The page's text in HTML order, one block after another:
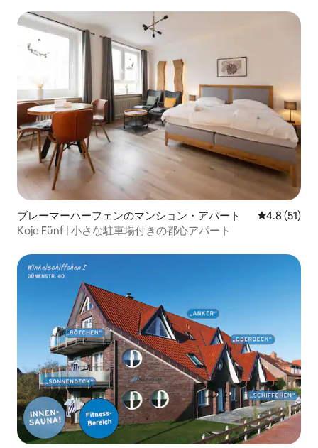
ブレーマーハーフェンのマンション・アパート レビュー51
4.8 (51)
Koje Fünf | 小さな駐車場付きの都心アパート